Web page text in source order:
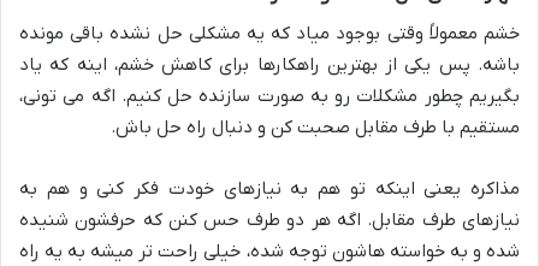
خشم معمولاً وقتی بوجود میاد که یه مشکلی حل نشده باقی مونده
باشه. پس یکی از بهترین راهکارها برای کاهش خشم، اینه که یاد
بگیریم چطور مشکلات رو به صورت سازنده حل کنیم. اگه می تونی،
مستقیم با طرف مقابل صحبت کن و دنبال راه حل باش.
مذاکره یعنی اینکه تو هم به نیازهای خودت فکر کنی و هم به
نیازهای طرف مقابل. اگه هر دو طرف حس کنن که حرفشون شنیده
شده و به خواسته هاشون توجه شده، خیلی راحت تر میشه به یه راه